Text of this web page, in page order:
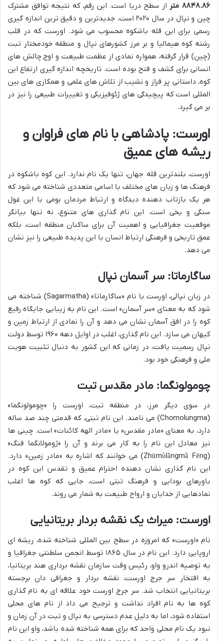
۸۸۴۸.۸۶ متر
از سطح دریا است. این رقم، که نتیجه توافق مشترک
چین و نپال در سال ۲۰۲۰ است، جدیدترین و دقیق ترین اندازه گیری
رسمی برای این قله باشکوه محسوب می شود. اورست که در قلب
رشته کوه هیمالیا و بر مرز کشورهای نپال و منطقه خودمختار تبت
(چین) قرار گرفته، همواره نمادی از عظمت طبیعت و اوج چالش های
انسانی برای کشف و فتح بوده است. تاریخچه اندازه گیری ارتفاع این
کوه، داستانی پر فراز و نشیب از تلاش های علمی و همکاری های بین
المللی است که پیچیدگی های ژئوفیزیکی و تغییرات طبیعی را نیز در
بر می گیرد.
اورست: پادشاهی با نام های فراوان و
ریشه های عمیق
اورست، بلندترین قله جهان، تنها یک نام ندارد. این کوه باشکوه در
فرهنگ ها و زبان های مختلف با اسامی متعددی شناخته می شود که
هر یک بازتاب دهنده دیدگاه و ارتباط مردمان بومی با این غول
سنگی و یخی است. این نام گذاری های متنوع، نه تنها بیانگر
موقعیت جغرافیایی و اهمیت آن برای ساکنان منطقه است، بلکه
عمق تاریخی و فرهنگی ارتباط انسان با این پدیده طبیعی را نیز نشان
می دهد.
ساگارماتا: سر آسمان نپال
در زبان نپالی، اورست با نام «ساگارماتا» (Sagarmatha) شناخته می
شود که به معنای «سر آسمان» است. این نام به زیبایی جایگاه رفیع
کوه را در افق آسمان نشان می دهد و آن را نمادی از ارتباط زمین و
کیهان می سازد. این نام گذاری، اغلب در اوایل دهه ۱۹۶۰ توسط دولت
نپال رسمیت یافت، در زمانی که این کشور به دنبال تثبیت هویت
ملی و فرهنگی خود بود.
چومولونگما: مادر مقدس تبت
در سوی دیگر مرز، در منطقه تبت، اورست را «چومولونگما»
(Chomolungma) می نامند. این نام تبتی، که قدمتی چند صد ساله
دارد، به معنای «مادر مقدس» یا «مادر الهه کائنات» است. چینی ها
نیز معادل این نام را به کار می برند و آن را «ژومولانگما فنگ»
(Zhūmùlǎngmǎ Fēng) می خوانند که اشاره به «مادر زمین» دارد.
این نام گذاری نشان دهنده احترام عمیق و تقدس این کوه در
باورهای بودایی و فرهنگ تبتی است، جایی که کوه ها اغلب
نمادهایی از خدایان و ارواح طبیعت به شمار می روند.
اورست: میراث یک نقشه بردار بریتانیایی
نام «اورست» که امروزه در سطح بین المللی شناخته شده، ریشه ای
اروپایی دارد. این نام در سال ۱۸۶۵ توسط انجمن سلطنتی جغرافیا و
به توصیه اندرو واو، رئیس وقت سازمان نقشه برداری هند بریتانیا،
به افتخار سر جرج اورست، نقشه بردار و جغرافی دان برجسته
بریتانیایی انتخاب شد. سر جرج اورست خود علاقه ای به نام گذاری
کوه ها به نام افراد نداشت و ترجیح می داد از نام های محلی
استفاده شود، اما به دلیل عدم دسترسی به نپال و تبت در آن زمان و
نبود یک نام محلی واحد که برای همه شناخته شده باشد، واو این نام